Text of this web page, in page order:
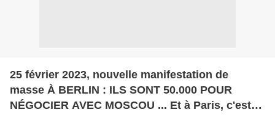
25 février 2023, nouvelle manifestation de
masse À BERLIN : ILS SONT 50.000 POUR
NÉGOCIER AVEC MOSCOU ... Et à Paris, c'est